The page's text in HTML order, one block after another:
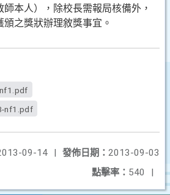
本人），除校長需報局核備外，
之獎狀辦理敘獎事宜。
nf1.pdf
發佈日期： 2013-09-03
09-14
|
點擊率： 540 |